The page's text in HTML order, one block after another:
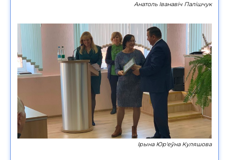
Анатоль Іванавіч Палішчук
Ірына Юр'еўна Куляшова